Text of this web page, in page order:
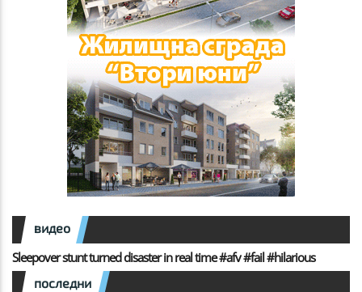
видео
Sleepover stunt turned disaster in real time #afv #fail #hilarious
последни